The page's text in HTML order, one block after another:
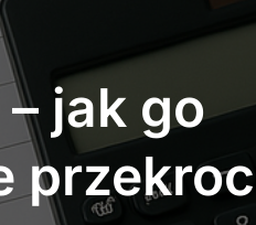
jak go